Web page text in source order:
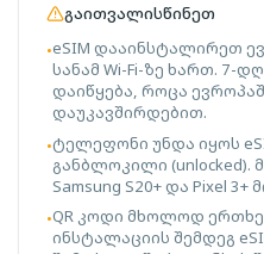
გაითვალისწინეთ
•eSIM დააინსტალირეთ
სანამ Wi-Fi-ზე ხართ. 7-
დაიწყება, როცა
დაუკავშირდებით.
•ტელეფონი უნდა იყოს
განბლოკილი (unlocked).
Samsung S20+ და Pixel
•QR კოდი მხოლოდ
ინსტალაციის შემდეგ